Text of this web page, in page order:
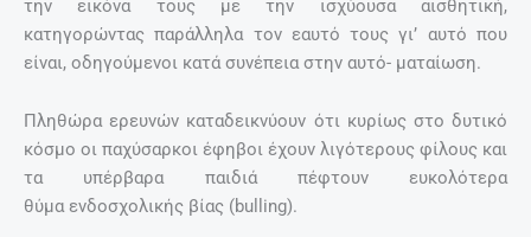
την εικόνα τους με την ισχύουσα αισθητική,
κατηγορώντας παράλληλα τον εαυτό τους γι’ αυτό που
είναι, οδηγούμενοι κατά συνέπεια στην αυτό- ματαίωση.
Πληθώρα ερευνών καταδεικνύουν ότι κυρίως στο δυτικό
κόσμο οι παχύσαρκοι έφηβοι έχουν λιγότερους φίλους και
τα υπέρβαρα παιδιά πέφτουν ευκολότερα
θύμα ενδοσχολικής βίας (bulling).